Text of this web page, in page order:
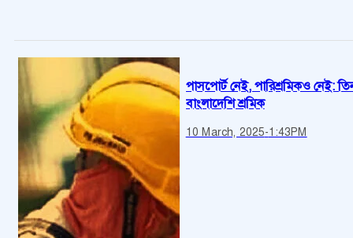
পাসপোর্ট নেই, পারিশ্রমিকও নেই:
বাংলাদেশি শ্রমিক
10 March, 2025-1:43PM